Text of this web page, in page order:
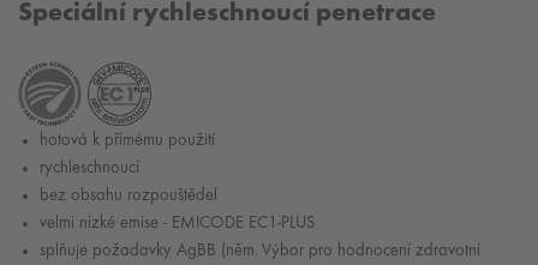
Speciální rychleschnoucí penetrace
hotová k přímému použití
rychleschnoucí
bez obsahu rozpouštědel
velmi nízké emise - EMICODE EC1-PLUS
splňuje požadavky AgBB (něm. Výbor pro hodnocení zdravotní